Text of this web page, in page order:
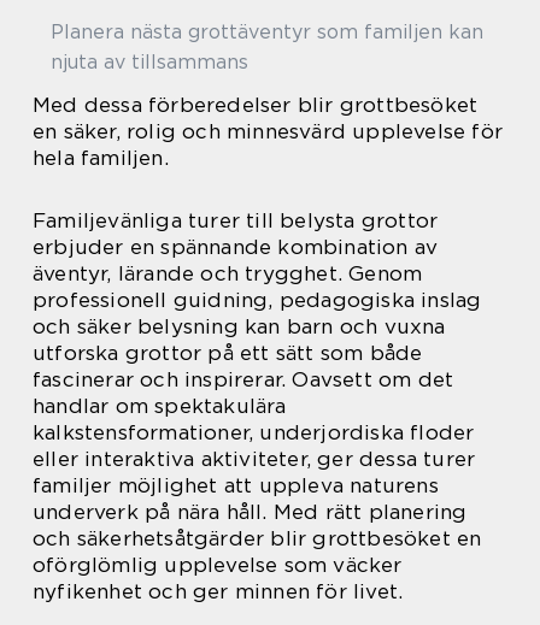
Planera nästa grottäventyr som familjen kan
njuta av tillsammans
Med dessa förberedelser blir grottbesöket
en säker, rolig och minnesvärd upplevelse för
hela familjen.
Familjevänliga turer till belysta grottor
erbjuder en spännande kombination av
äventyr, lärande och trygghet. Genom
professionell guidning, pedagogiska inslag
och säker belysning kan barn och vuxna
utforska grottor på ett sätt som både
fascinerar och inspirerar. Oavsett om det
handlar om spektakulära
kalkstensformationer, underjordiska floder
eller interaktiva aktiviteter, ger dessa turer
familjer möjlighet att uppleva naturens
underverk på nära håll. Med rätt planering
och säkerhetsåtgärder blir grottbesöket en
oförglömlig upplevelse som väcker
nyfikenhet och ger minnen för livet.